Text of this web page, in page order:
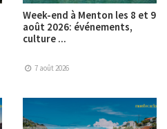
Week-end à Menton les 8 et 9
août 2026: événements,
culture ...
7 août 2026